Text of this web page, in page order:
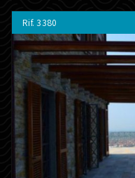
Rif.3380